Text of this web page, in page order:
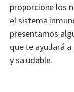
proporcione los
el sistema
presentamos
que te ayudará
y saludable.